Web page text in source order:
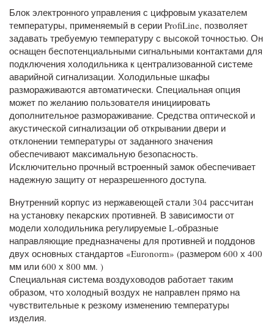
Блок электронного управления с цифровым указателем
температуры, применяемый в серии ProfiLine, позволяет
задавать требуемую температуру с высокой точностью. Он
оснащен беспотенциальными сигнальными контактами для
подключения холодильника к централизованной системе
аварийной сигнализации. Холодильные шкафы
размораживаются автоматически. Специальная опция
может по желанию пользователя инициировать
дополнительное размораживание. Средства оптической и
акустической сигнализации об открывании двери и
отклонении температуры от заданного значения
обеспечивают максимальную безопасность.
Исключительно прочный встроенный замок обеспечивает
надежную защиту от неразрешенного доступа.
Внутренний корпус из нержавеющей стали 304 рассчитан
на установку пекарских противней. В зависимости от
модели холодильника регулируемые L-образные
направляющие предназначены для противней и поддонов
двух основных стандартов «Euronorm» (размером 600 х 400
мм или 600 х 800 мм. )
Специальная система воздуховодов работает таким
образом, что холодный воздух не направлен прямо на
чувствительные к резкому изменению температуры
изделия.